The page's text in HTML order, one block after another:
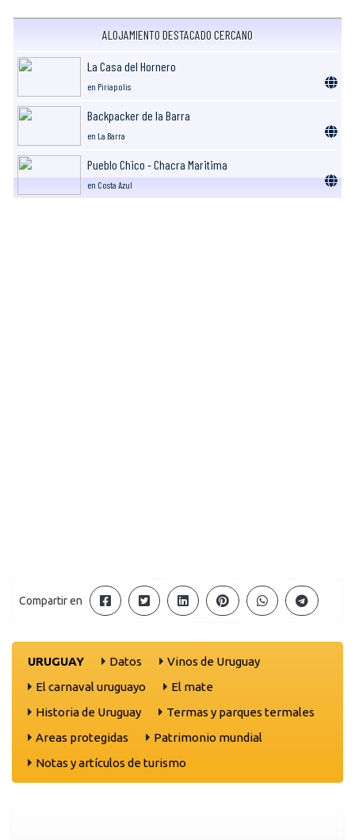
ALOJAMIENTO DESTACADO CERCANO
La Casa del Hornero
en Piriapolis
Backpacker de la Barra
en La Barra
Pueblo Chico - Chacra Maritima
en Costa Azul
Compartir en
URUGUAY Datos
Vinos de Uruguay
El carnaval uruguayo
El mate
Historia de Uruguay
Termas y parques termales
Areas protegidas
Patrimonio mundial
Notas y artículos de turismo